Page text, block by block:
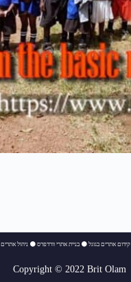
קידום אתרים בגוגל ⚫ בניית אתרי וורדפרס ⚫ ניהול אתרים
Copyright © 2022 Brit Olam